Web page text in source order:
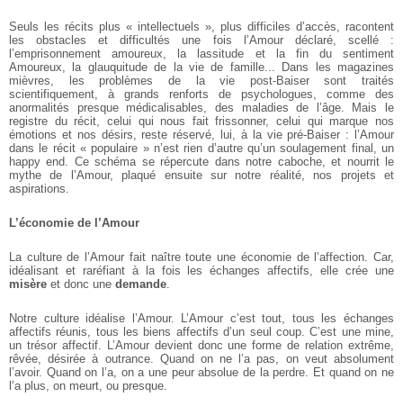
Seuls les récits plus « intellectuels », plus difficiles d’accès, racontent
les obstacles et difficultés une fois l’Amour déclaré, scellé :
l’emprisonnement amoureux, la lassitude et la fin du sentiment
Amoureux, la glauquitude de la vie de famille... Dans les magazines
mièvres, les problèmes de la vie post-Baiser sont traités
scientifiquement, à grands renforts de psychologues, comme des
anormalités presque médicalisables, des maladies de l’âge. Mais le
registre du récit, celui qui nous fait frissonner, celui qui marque nos
émotions et nos désirs, reste réservé, lui, à la vie pré-Baiser : l’Amour
dans le récit « populaire » n’est rien d’autre qu’un soulagement final, un
happy end. Ce schéma se répercute dans notre caboche, et nourrit le
mythe de l’Amour, plaqué ensuite sur notre réalité, nos projets et
aspirations.
L’économie de l’Amour
La culture de l’Amour fait naître toute une économie de l’affection. Car,
idéalisant et raréfiant à la fois les échanges affectifs, elle crée une
misère et donc une demande
Notre culture idéalise l’Amour. L’Amour c’est tout, tous les échanges
affectifs réunis, tous les biens affectifs d’un seul coup. C’est une mine,
un trésor affectif. L’Amour devient donc une forme de relation extrême,
rêvée, désirée à outrance. Quand on ne l’a pas, on veut absolument
l’avoir. Quand on l’a, on a une peur absolue de la perdre. Et quand on ne
l’a plus, on meurt, ou presque.